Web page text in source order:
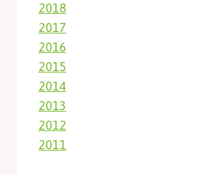
2018
2017
2016
2015
2014
2013
2012
2011